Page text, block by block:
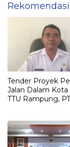
Tender Proyek
Jalan Dalam Kota
TTU Rampung,